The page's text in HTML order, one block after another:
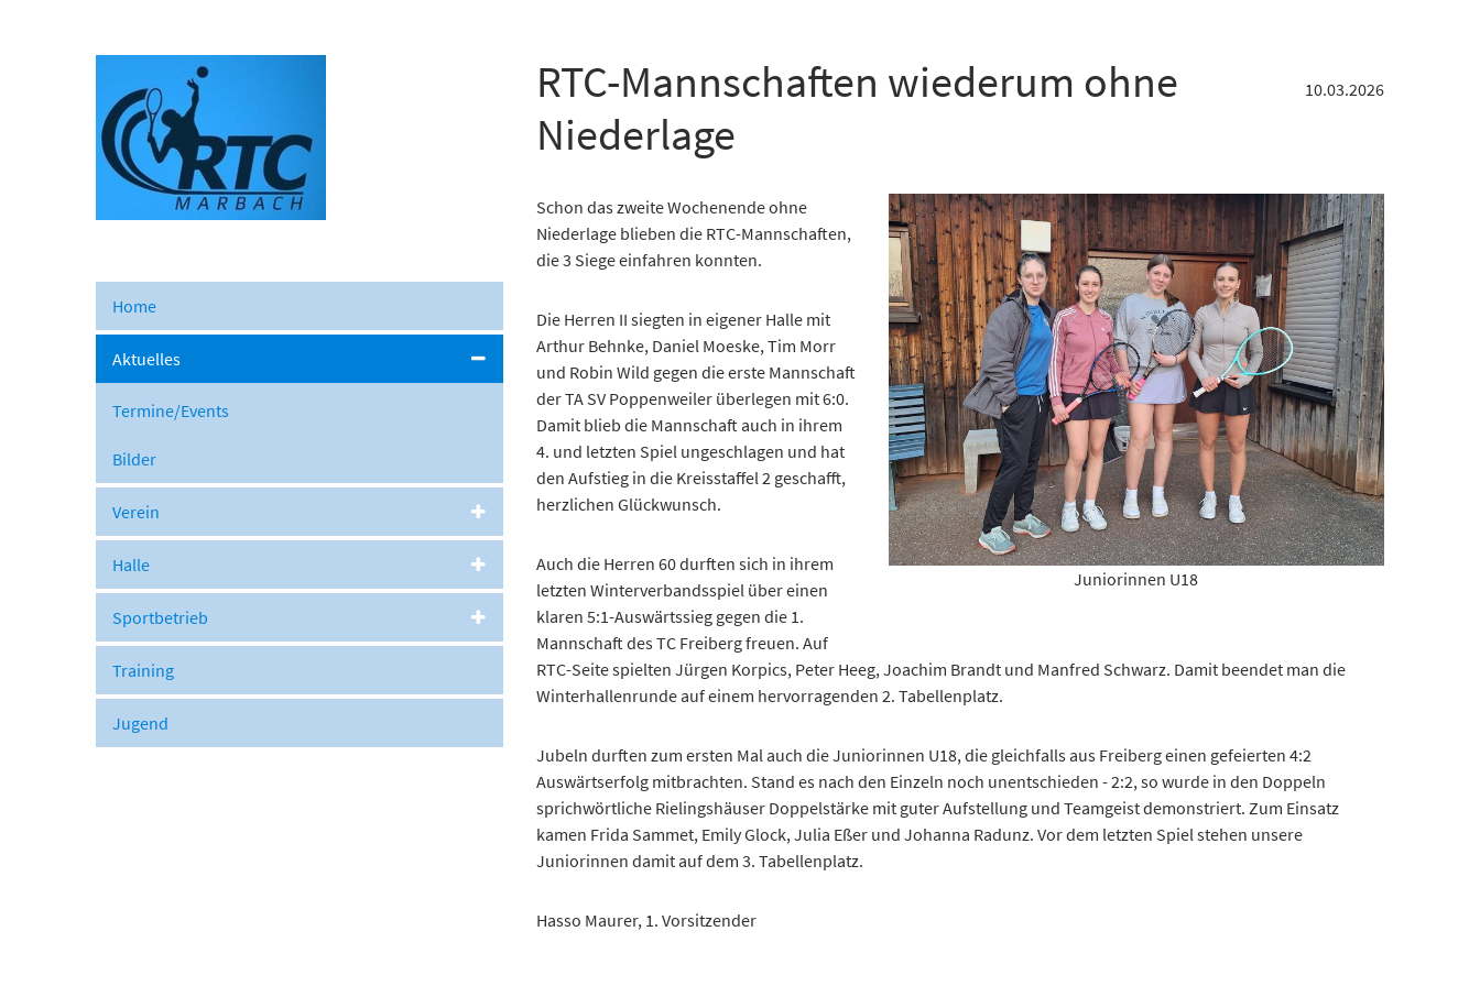
Home
Aktuelles
Termine/Events
Bilder
Verein
Halle
Sportbetrieb
Training
Jugend
RTC-Mannschaften wiederum ohne
Niederlage
10.03.2026
Juniorinnen U18
Schon das zweite Wochenende ohne
Niederlage blieben die RTC-Mannschaften,
die 3 Siege einfahren konnten.
Die Herren II siegten in eigener Halle mit
Arthur Behnke, Daniel Moeske, Tim Morr
und Robin Wild gegen die erste Mannschaft
der TA SV Poppenweiler überlegen mit 6:0.
Damit blieb die Mannschaft auch in ihrem
4. und letzten Spiel ungeschlagen und hat
den Aufstieg in die Kreisstaffel 2 geschafft,
herzlichen Glückwunsch.
Auch die Herren 60 durften sich in ihrem
letzten Winterverbandsspiel über einen
klaren 5:1-Auswärtssieg gegen die 1.
Mannschaft des TC Freiberg freuen. Auf
RTC-Seite spielten Jürgen Korpics, Peter Heeg, Joachim Brandt und Manfred Schwarz. Damit beendet man die
Winterhallenrunde auf einem hervorragenden 2. Tabellenplatz.
Jubeln durften zum ersten Mal auch die Juniorinnen U18, die gleichfalls aus Freiberg einen gefeierten 4:2
Auswärtserfolg mitbrachten. Stand es nach den Einzeln noch unentschieden - 2:2, so wurde in den Doppeln
sprichwörtliche Rielingshäuser Doppelstärke mit guter Aufstellung und Teamgeist demonstriert. Zum Einsatz
kamen Frida Sammet, Emily Glock, Julia Eßer und Johanna Radunz. Vor dem letzten Spiel stehen unsere
Juniorinnen damit auf dem 3. Tabellenplatz.
Hasso Maurer, 1. Vorsitzender